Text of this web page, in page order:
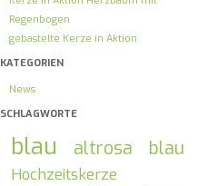
Regenbogen
gebastelte Kerze in Aktion
KATEGORIEN
News
SCHLAGWORTE
blau altrosa blau
Hochzeitskerze